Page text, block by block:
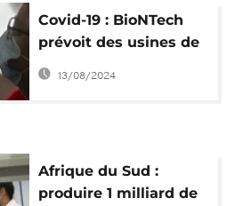
Covid-19 : BioNTech
prévoit des usines de
vaccins modulaires en
Afrique
13/08/2024
Afrique du Sud :
produire 1 milliard de